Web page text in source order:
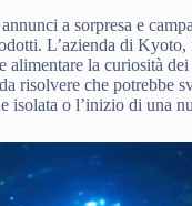
a sorpresa e
L’azienda di
la curiosità
risolvere che potrebbe
isolata o l’inizio di una